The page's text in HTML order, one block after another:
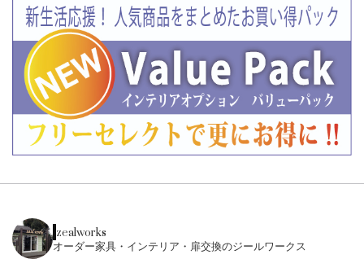
zealworks
オーダー家具・インテリア・扉交換のジールワークス